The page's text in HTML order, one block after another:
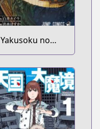
Yakusoku no
Neverland